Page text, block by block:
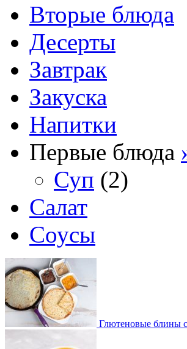
Вторые блюда
Десерты
Завтрак
Закуска
Напитки
Первые блюда
Суп (2)
Салат
Соусы
Глютеновые блины